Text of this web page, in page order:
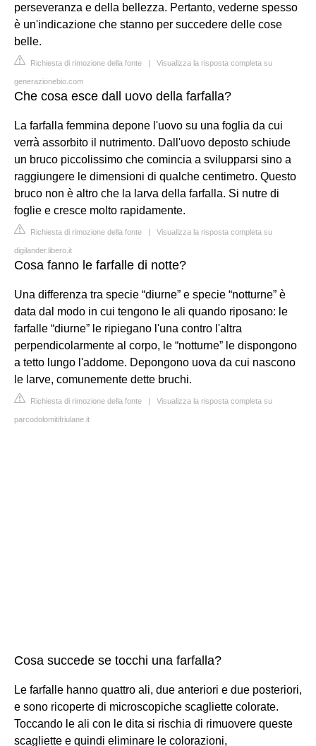
perseveranza e della bellezza. Pertanto, vederne spesso
è un'indicazione che stanno per succedere delle cose
belle.
Richiesta di rimozione della fonte | Visualizza la risposta completa su
generazionebio.com
Che cosa esce dall uovo della farfalla?
La farfalla femmina depone l'uovo su una foglia da cui
verrà assorbito il nutrimento. Dall'uovo deposto schiude
un bruco piccolissimo che comincia a svilupparsi sino a
raggiungere le dimensioni di qualche centimetro. Questo
bruco non è altro che la larva della farfalla. Si nutre di
foglie e cresce molto rapidamente.
Richiesta di rimozione della fonte | Visualizza la risposta completa su
digilander.libero.it
Cosa fanno le farfalle di notte?
Una differenza tra specie “diurne” e specie “notturne” è
data dal modo in cui tengono le ali quando riposano: le
farfalle “diurne” le ripiegano l'una contro l'altra
perpendicolarmente al corpo, le “notturne” le dispongono
a tetto lungo l'addome. Depongono uova da cui nascono
le larve, comunemente dette bruchi.
Richiesta di rimozione della fonte | Visualizza la risposta completa su
parcodolomitifriulane.it
Cosa succede se tocchi una farfalla?
Le farfalle hanno quattro ali, due anteriori e due posteriori,
e sono ricoperte di microscopiche scagliette colorate.
Toccando le ali con le dita si rischia di rimuovere queste
scagliette e quindi eliminare le colorazioni,